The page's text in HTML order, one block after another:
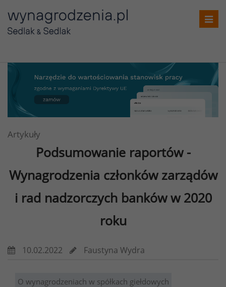
T
t
i
o
Artykuły
Podsumowanie raportów -
Wynagrodzenia członków zarządów
i rad nadzorczych banków w 2020
roku
10.02.2022 Faustyna Wydra
O wynagrodzeniach w spółkach giełdowych